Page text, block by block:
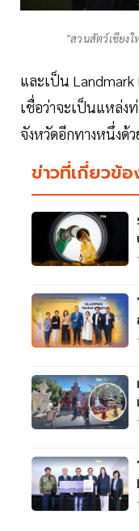
"สวนสัตว์เชียงใ
และเป็น Landmark
เชื่อว่าจะเป็นแหล่ง
จังหวัดอีกทางหนึ่งด้ว
ข่าวที่เกี่ยวข้